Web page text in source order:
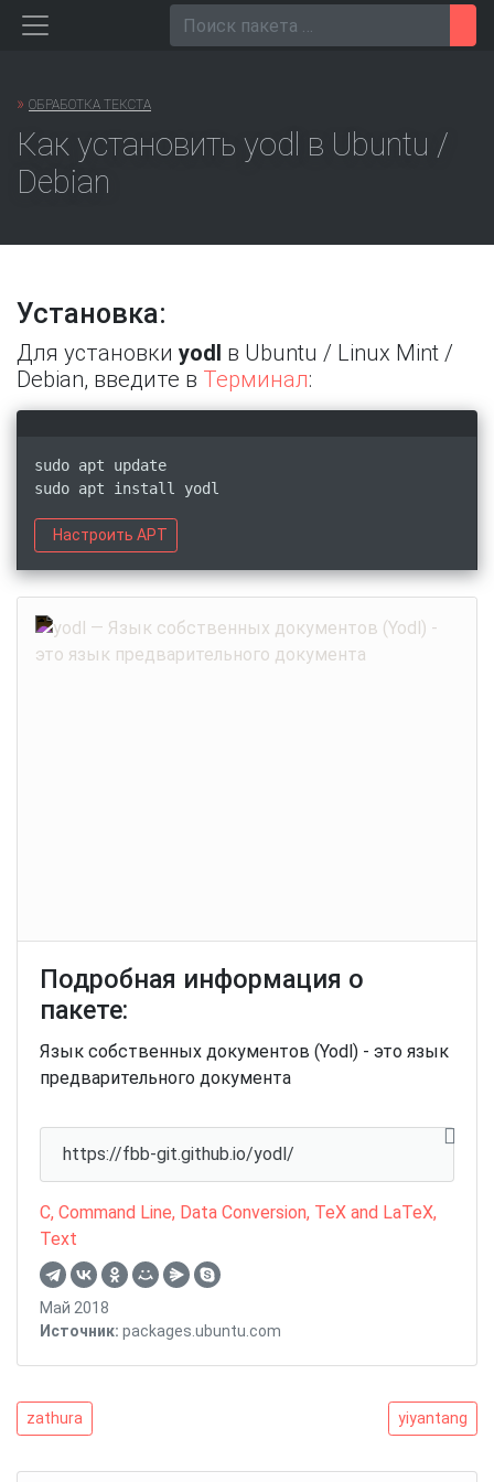
Перейти
» ОБРАБОТКА ТЕКСТА
Как установить yodl в Ubuntu /
Debian
Установка:
Для установки yodl в Ubuntu / Linux Mint /
Debian, введите в Терминал:
sudo apt update
sudo apt install yodl
Настроить APT
Подробная информация о
пакете:
Язык собственных документов (Yodl) - это язык
предварительного документа
https://fbb-git.github.io/yodl/
C, Command Line, Data Conversion, TeX and LaTeX,
Text
Май 2018
Источник: packages.ubuntu.com
Навигация
zathura
zathura yiyantang
yiyantang